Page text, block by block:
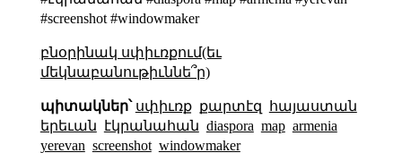
#screenshot #windowmaker
բնօրինակ սփիւռքում(եւ
մեկնաբանութիւննե՞ր)
պիտակներ՝ սփիւռք քարտէզ
հայաստան
երեւան
էկրանահան diaspora map armenia
yerevan screenshot windowmaker